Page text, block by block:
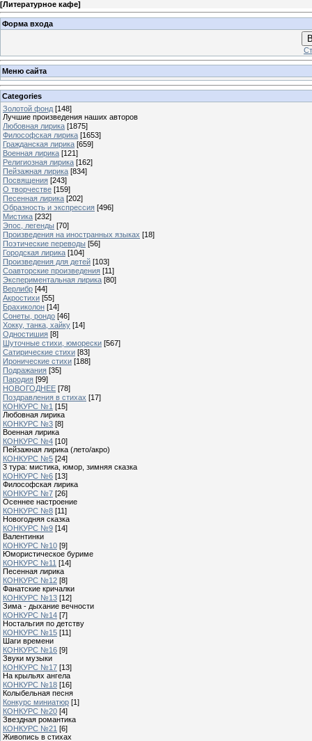
[Литературное кафе]
Форма входа
Меню сайта
Categories
Золотой фонд [148]
Лучшие произведения наших авторов
Любовная лирика [1875]
Философская лирика [1653]
Гражданская лирика [659]
Военная лирика [121]
Религиозная лирика [162]
Пейзажная лирика [834]
Посвящения [243]
О творчестве [159]
Песенная лирика [202]
Образность и экспрессия [496]
Мистика [232]
Эпос, легенды [70]
Произведения на иностранных языках [18]
Поэтические переводы [56]
Городская лирика [104]
Произведения для детей [103]
Соавторские произведения [11]
Экспериментальная лирика [80]
Верлибр [44]
Акростихи [55]
Брахиколон [14]
Сонеты, рондо [46]
Хокку, танка, хайку [14]
Одностишия [8]
Шуточные стихи, юморески [567]
Сатирические стихи [83]
Иронические стихи [188]
Подражания [35]
Пародия [99]
НОВОГОДНЕЕ [78]
Поздравления в стихах [17]
КОНКУРС №1 [15]
Любовная лирика
КОНКУРС №3 [8]
Военная лирика
КОНКУРС №4 [10]
Пейзажная лирика (лето/акро)
КОНКУРС №5 [24]
3 тура: мистика, юмор, зимняя сказка
КОНКУРС №6 [13]
Философская лирика
КОНКУРС №7 [26]
Осеннее настроение
КОНКУРС №8 [11]
Новогодняя сказка
КОНКУРС №9 [14]
Валентинки
КОНКУРС №10 [9]
Юмористическое буриме
КОНКУРС №11 [14]
Песенная лирика
КОНКУРС №12 [8]
Фанатские кричалки
КОНКУРС №13 [12]
Зима - дыхание вечности
КОНКУРС №14 [7]
Ностальгия по детству
КОНКУРС №15 [11]
Шаги времени
КОНКУРС №16 [9]
Звуки музыки
КОНКУРС №17 [13]
На крыльях ангела
КОНКУРС №18 [16]
Колыбельная песня
Конкурс миниатюр [1]
КОНКУРС №20 [4]
Звездная романтика
КОНКУРС №21 [6]
Живопись в стихах